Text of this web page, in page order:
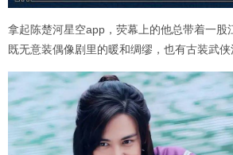
拿起陈楚河星空app，荧幕上的他总带着一股
既无意装偶像剧里的暖和绸缪，也有古装武侠